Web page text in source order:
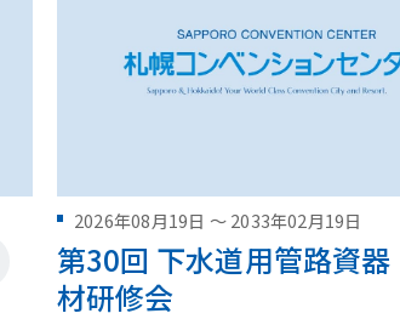
2026年08月19日 ～2033年02月19日
第30回 下水道用管路資器
材研修会